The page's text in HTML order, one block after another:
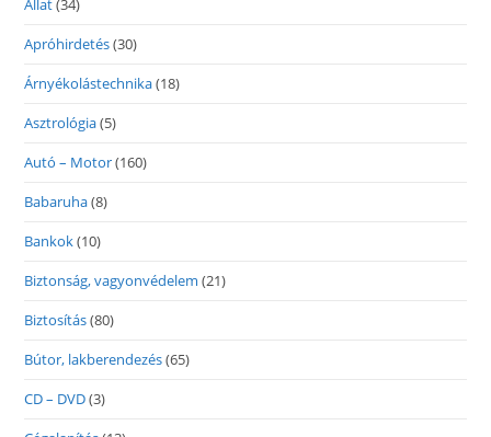
Állat(34)
Apróhirdetés(30)
Árnyékolástechnika(18)
Asztrológia(5)
Autó – Motor(160)
Babaruha(8)
Bankok(10)
Biztonság, vagyonvédelem (21)
Biztosítás(80)
Bútor, lakberendezés(65)
CD – DVD(3)